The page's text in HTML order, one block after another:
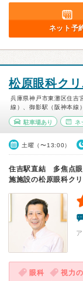
ネット予
松原眼科ク
兵庫県神戸市東灘区住吉
線）、御影駅（阪神本線
駐車場あり ネ
土曜（〜13:00）
住吉駅直結 多焦点
施施設の松原眼科ク
眼科 視力